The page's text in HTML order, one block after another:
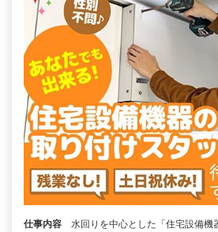
仕事内容
水回りを中心とした「住宅設備機